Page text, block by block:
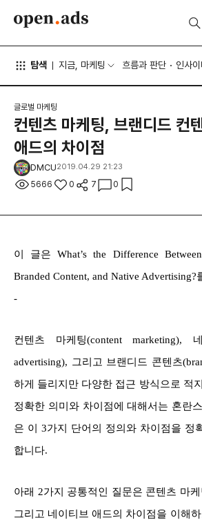
탐색 지금, 마케팅 흐름과 판단 인사이
글로벌 마케팅
컨텐츠 마케팅, 브랜디드 컨
애드의 차이점
DMCU2019.04.29 21:23
5666 0 7 0
이 글은 What’s the Difference
Branded Content, and Native
-
컨텐츠 마케팅(content marketing),
advertising), 그리고 브랜디드 콘텐츠
하게 들리지만 다양한 접근 방식으로 적
정확한 의미와 차이점에 대해서는 혼란
은 이 3가지 단어의 정의와 차이점을 정
합니다.
아래 2가지 공통적인 질문은 콘텐츠 마
그리고 네이티브 애드의 차이점을 이해